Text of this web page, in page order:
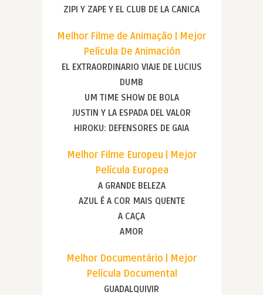
ZIPI Y ZAPE Y EL CLUB DE LA CANICA
Melhor Filme de Animação | Mejor
Película De Animación
EL EXTRAORDINARIO VIAJE DE LUCIUS
DUMB
UM TIME SHOW DE BOLA
JUSTIN Y LA ESPADA DEL VALOR
HIROKU: DEFENSORES DE GAIA
Melhor Filme Europeu | Mejor
Película Europea
A GRANDE BELEZA
AZUL É A COR MAIS QUENTE
A CAÇA
AMOR
Melhor Documentário | Mejor
Película Documental
GUADALQUIVIR